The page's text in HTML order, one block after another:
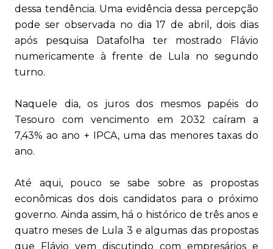
dessa tendência. Uma evidência dessa percepção
pode ser observada no dia 17 de abril, dois dias
após pesquisa Datafolha ter mostrado Flávio
numericamente à frente de Lula no segundo
turno.
Naquele dia, os juros dos mesmos papéis do
Tesouro com vencimento em 2032 caíram a
7,43% ao ano + IPCA, uma das menores taxas do
ano.
Até aqui, pouco se sabe sobre as propostas
econômicas dos dois candidatos para o próximo
governo. Ainda assim, há o histórico de três anos e
quatro meses de Lula 3 e algumas das propostas
que Flávio vem discutindo com empresários e